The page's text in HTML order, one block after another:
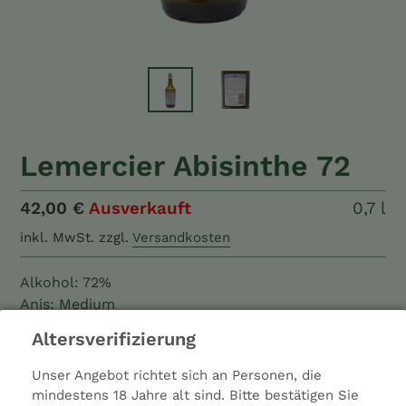
Altersverifizierung
Unser Angebot richtet sich an Personen, die
mindestens 18 Jahre alt sind. Bitte bestätigen Sie
Lemercier Abisinthe 72
Normaler
Preis
42,00 € Ausverkauft
0,7
0,7 l
inkl. MwSt. zzgl. Versandkosten
Alkohol: 72%
Anis: Medium
Farbe: Gelb
Hersteller: Distillerie Lemercier Frères
Ladenpreis: 44,00 €